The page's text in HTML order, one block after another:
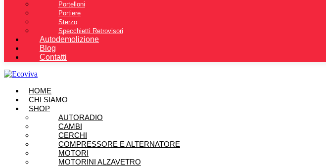
Portelloni
Portiere
Sterzo
Specchietti Retrovisori
Autodemolizione
Blog
Contatti
HOME
CHI SIAMO
SHOP
AUTORADIO
CAMBI
CERCHI
COMPRESSORE E ALTERNATORE
MOTORI
MOTORINI ALZAVETRO